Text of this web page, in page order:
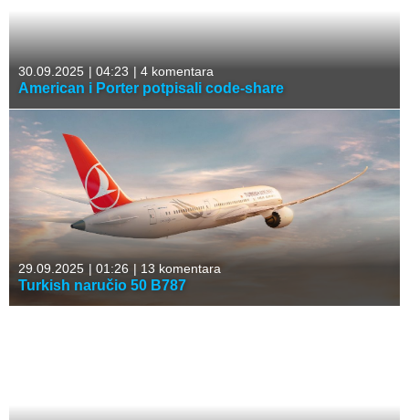
30.09.2025 | 04:23 | 4 komentara
American i Porter potpisali code-share
29.09.2025 | 01:26 | 13 komentara
Turkish naručio 50 B787